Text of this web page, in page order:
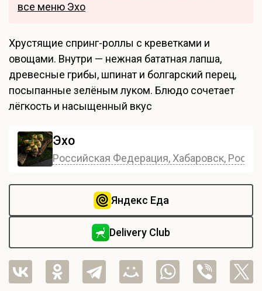
все меню Эхо
Хрустящие спринг-роллы с креветками и
овощами. Внутри — нежная бататная лапша,
древесные грибы, шпинат и болгарский перец,
посыпанные зелёным луком. Блюдо сочетает
лёгкость и насыщенный вкус
Эхо
Российская Федерация, Хабаровск,
Яндекс Еда
Delivery Club